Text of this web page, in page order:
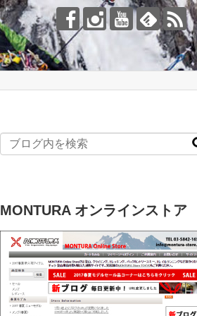
MONTURA オンラインストア